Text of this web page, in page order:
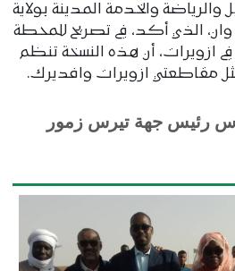
والخدمة المدينة بولاية
الذي أكد، في تصريح للمحطة
في ازويرات، أن هذه النسخة تنظم
مقاطعتي ازويرات وافديرك.
رئيس جهة تيرس زمور